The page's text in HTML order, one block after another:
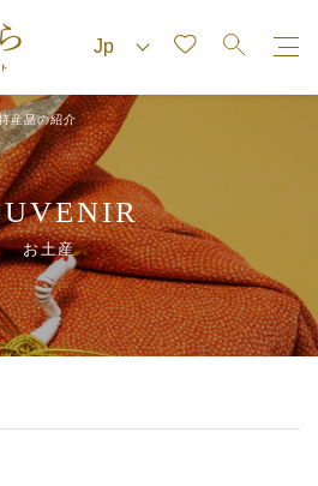
産品の紹介
お土産